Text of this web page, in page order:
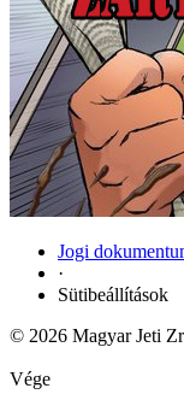
Jogi
·
Sütibeállítások
© 2026 Magyar Jeti
Vége